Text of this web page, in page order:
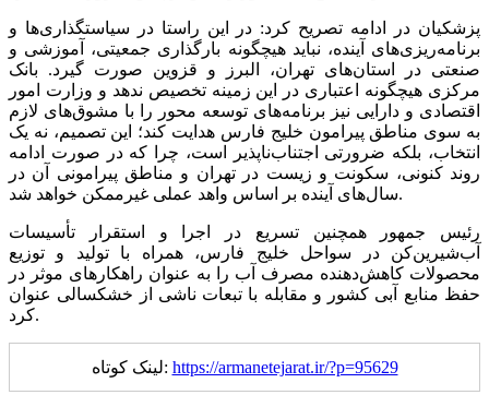
پزشکیان در ادامه تصریح کرد: در این راستا در سیاستگذاری‌ها و
برنامه‌ریزی‌های آینده، نباید هیچگونه بارگذاری جمعیتی، آموزشی و
صنعتی در استان‌های تهران، البرز و قزوین صورت گیرد. بانک
مرکزی هیچگونه اعتباری در این زمینه تخصیص ندهد و وزارت امور
اقتصادی و دارایی نیز برنامه‌های توسعه محور را با مشوق‌های لازم
به سوی مناطق پیرامون خلیج فارس هدایت کند؛ این تصمیم، نه یک
انتخاب، بلکه ضرورتی اجتناب‌ناپذیر است، چرا که در صورت ادامه
روند کنونی، سکونت و زیست در تهران و مناطق پیرامونی آن در
سال‌های آینده بر اساس واهد عملی غیرممکن خواهد شد.
رئیس جمهور همچنین تسریع در اجرا و استقرار تأسیسات
آب‌شیرین‌کن در سواحل خلیج فارس، همراه با تولید و توزیع
محصولات کاهش‌دهنده مصرف آب را به عنوان راهکارهای موثر در
حفظ منابع آبی کشور و مقابله با تبعات ناشی از خشکسالی عنوان
کرد.
لینک کوتاه: https://armanetejarat.ir/?p=95629